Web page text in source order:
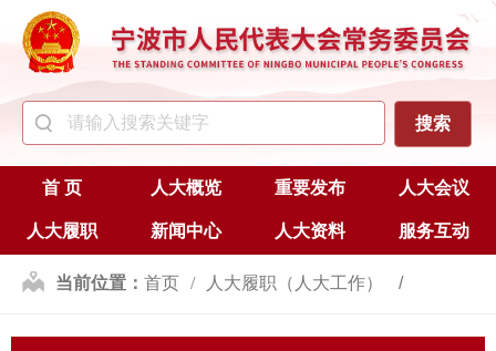
首 页 人大概览 重要发布 人大会议
人大履职 新闻中心 人大资料 服务互动
当前位置： 首页 人大履职（人大工作）
立法 立法动态